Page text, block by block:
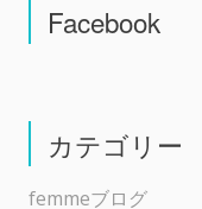
Facebook
カテゴリー
femmeブログ